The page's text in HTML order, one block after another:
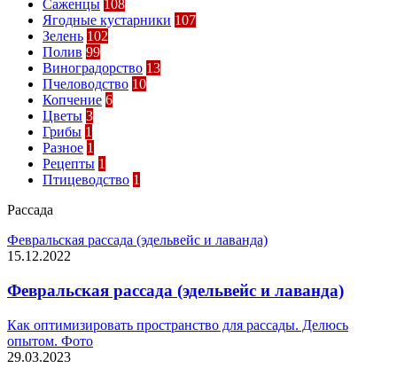
Саженцы 108
Ягодные кустарники 107
Зелень 102
Полив 99
Виноградорство 13
Пчеловодство 10
Копчение 6
Цветы 3
Грибы 1
Разное 1
Рецепты 1
Птицеводство 1
Рассада
Февральская рассада (эдельвейс и лаванда)
15.12.2022
Февральская рассада (эдельвейс и лаванда)
Как оптимизировать пространство для рассады. Делюсь
опытом. Фото
29.03.2023